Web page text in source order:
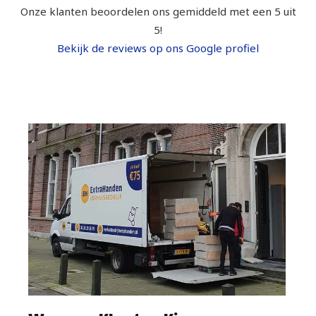
Onze klanten beoordelen ons gemiddeld met een 5 uit
5!
Bekijk de reviews op ons Google profiel